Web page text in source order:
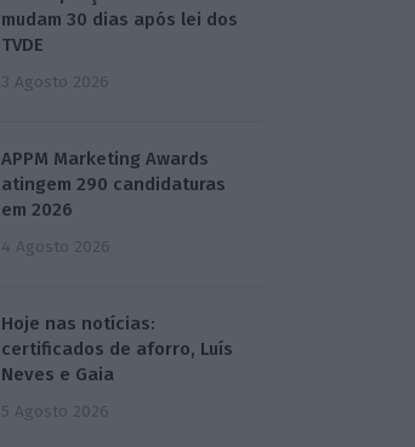
mudam 30 dias após lei dos
TVDE
3 Agosto 2026
APPM Marketing Awards
atingem 290 candidaturas
em 2026
4 Agosto 2026
Hoje nas notícias:
certificados de aforro, Luís
Neves e Gaia
5 Agosto 2026